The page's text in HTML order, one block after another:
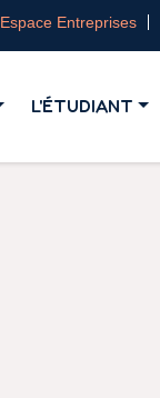
L'ÉTUDIANT
Espace Entreprises